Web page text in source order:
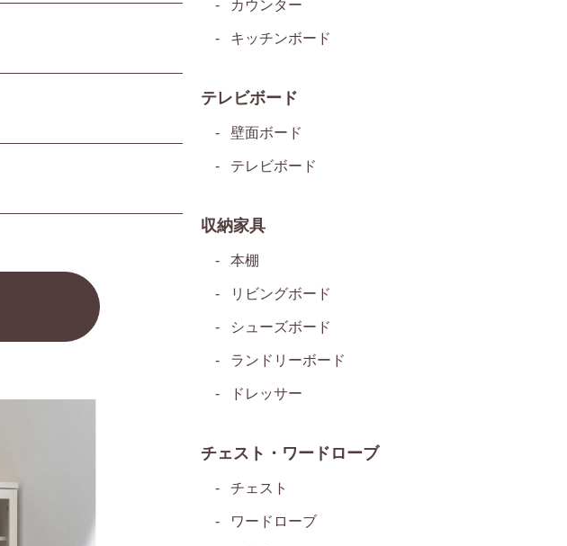
カウンター
キッチンボード
テレビボード
壁面ボード
テレビボード
収納家具
本棚
リビングボード
シューズボード
ランドリーボード
ドレッサー
チェスト・ワードローブ
チェスト
ワードローブ